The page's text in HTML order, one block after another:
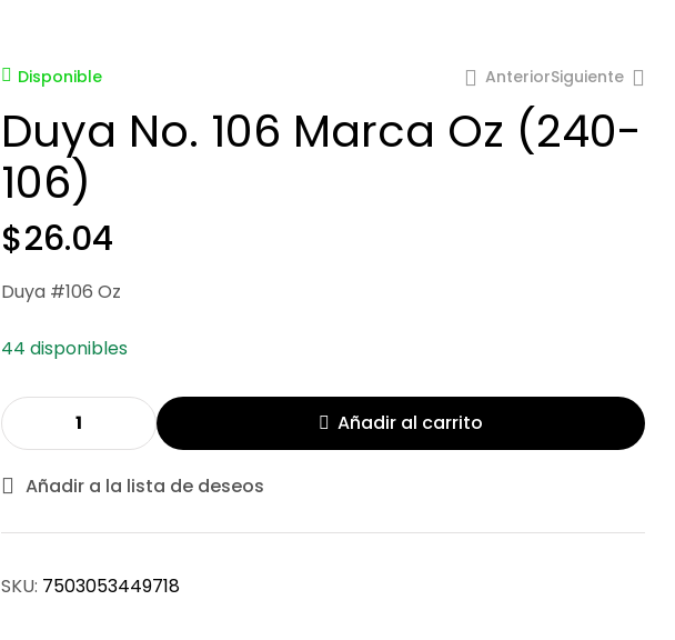
Disponible AnteriorSiguiente
Duya No. 106 Marca Oz (240-
106)
$26.04
Duya #106 Oz
44 disponibles
Añadir al carrito
Añadir a la lista de deseos
SKU: 7503053449718